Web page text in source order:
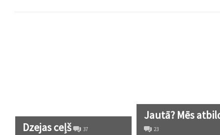
Dzejas ceļš 37
Jautā? Mēs
23